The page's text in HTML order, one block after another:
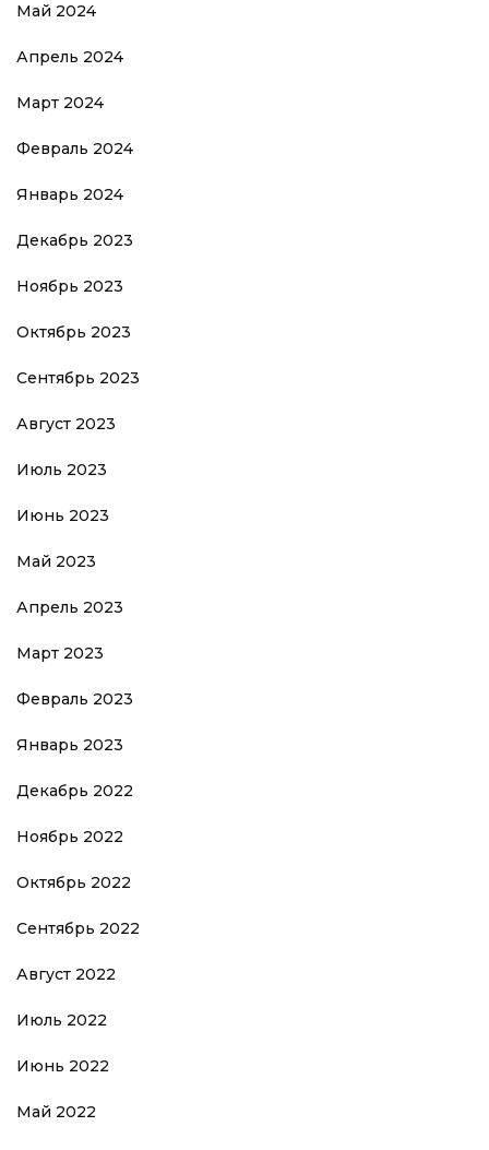
Май 2024
Апрель 2024
Март 2024
Февраль 2024
Январь 2024
Декабрь 2023
Ноябрь 2023
Октябрь 2023
Сентябрь 2023
Август 2023
Июль 2023
Июнь 2023
Май 2023
Апрель 2023
Март 2023
Февраль 2023
Январь 2023
Декабрь 2022
Ноябрь 2022
Октябрь 2022
Сентябрь 2022
Август 2022
Июль 2022
Июнь 2022
Май 2022